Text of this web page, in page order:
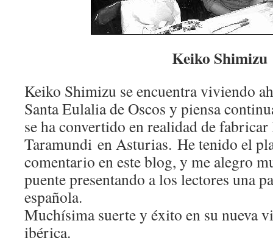
Keiko Shimizu
Keiko Shimizu se encuentra viviendo
Santa Eulalia de Oscos y piensa
se ha convertido en realidad de fabricar
Taramundi en Asturias. He tenido el
comentario en este blog, y me alegro
puente presentando a los lectores una
española.
Muchísima suerte y éxito en su nueva
ibérica.